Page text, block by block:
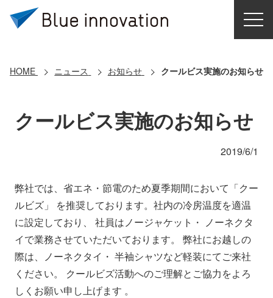
導入事例
クラウドモビリティ研究所
お問い合わせ
会社情報
HOME ニュース お知らせ クールビス実施のお知らせ
クールビス実施のお知らせ
2019/6/1
弊社では、省エネ・節電のため夏季期間において「クー
ルビズ」 を推奨しております。社内の冷房温度を適温
に設定しており、 社員はノージャケット・ ノーネクタ
イで業務させていただいております。 弊社にお越しの
際は、ノーネクタイ・ 半袖シャツなど軽装にてご来社
ください。 クールビズ活動へのご理解とご協力をよろ
しくお願い申し上げます 。